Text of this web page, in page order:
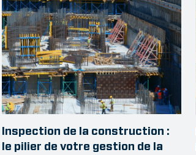
Inspection de la construction :
le pilier de votre gestion de la